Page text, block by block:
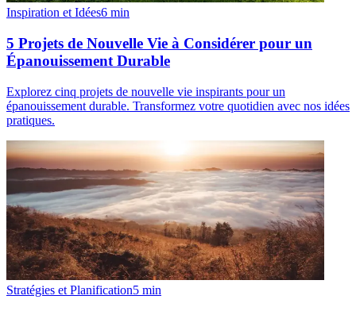
Inspiration et Idées6 min
5 Projets de Nouvelle Vie à Considérer pour un
Épanouissement Durable
Explorez cinq projets de nouvelle vie inspirants pour un
épanouissement durable. Transformez votre quotidien avec nos idées
pratiques.
Stratégies et Planification5 min